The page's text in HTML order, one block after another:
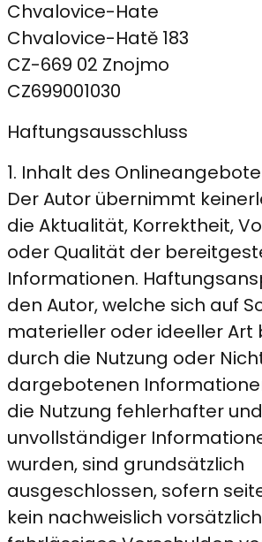
Chvalovice-Hate
Chvalovice-Hatě 183
CZ-669 02 Znojmo
CZ699001030
Haftungsausschluss
1. Inhalt des
Der Autor übernimmt
die Aktualität, Korrektheit,
oder Qualität der
Informationen.
den Autor, welche sich auf
materieller oder ideeller Art
durch die Nutzung oder
dargebotenen
die Nutzung fehlerhafter und
unvollständiger
wurden, sind grundsätzlich
ausgeschlossen, sofern
kein nachweislich